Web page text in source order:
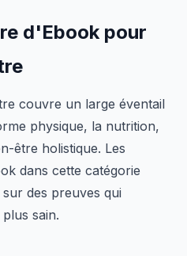
d'Ebook pour
couvre un large éventail
physique, la nutrition,
être holistique. Les
dans cette catégorie
des preuves qui
sain.